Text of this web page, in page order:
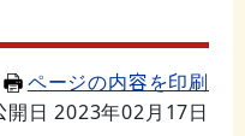
ページの内容を印刷
開日 2023年02月17日